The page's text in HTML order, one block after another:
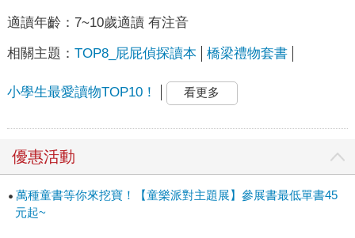
適讀年齡： 7~10歲適讀 有注音
相關主題： TOP8_屁屁偵探讀本 橋梁禮物套書
小學生最愛讀物TOP10！ 看更多
優惠活動
萬種童書等你來挖寶！【童樂派對主題展】參展書最低單書45
元起~